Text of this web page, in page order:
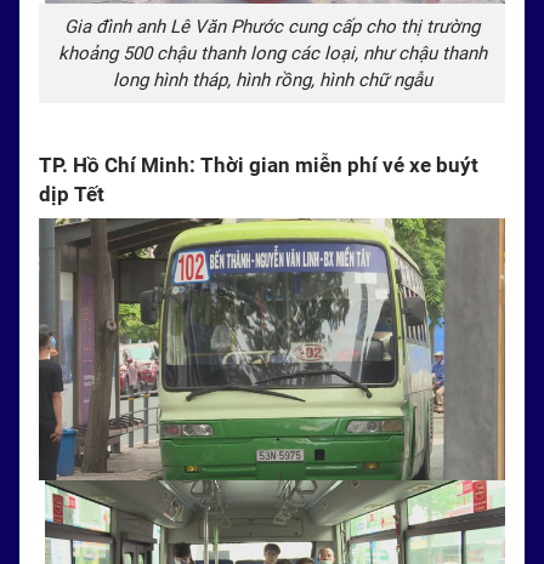
Gia đình anh Lê Văn Phước cung cấp cho thị trường
khoảng 500 chậu thanh long các loại, như chậu thanh
long hình tháp, hình rồng, hình chữ ngẫu
TP. Hồ Chí Minh: Thời gian miễn phí vé xe buýt
dịp Tết